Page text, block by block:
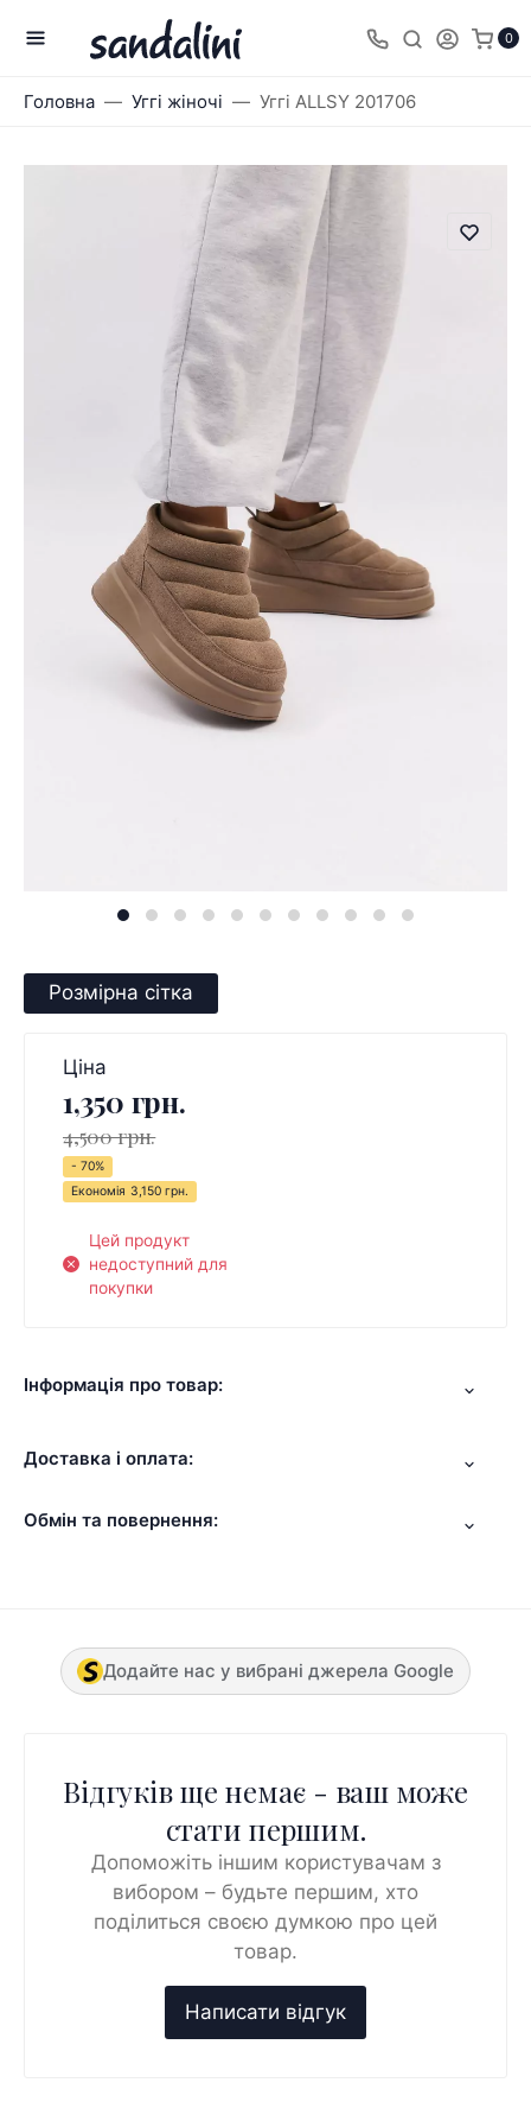
0
Головна Уггі жіночі Уггі ALLSY 201706
Розмірна сітка
Ціна
1,350 грн.
4,500 грн.
- 70%
Економія 3,150 грн.
Цей продукт
недоступний для
покупки
Інформація про товар:
Доставка і оплата:
Обмін та повернення:
Додайте нас у вибрані джерела Google
Відгуків ще немає - ваш може
стати першим.
Допоможіть іншим користувачам з
вибором – будьте першим, хто
поділиться своєю думкою про цей
товар.